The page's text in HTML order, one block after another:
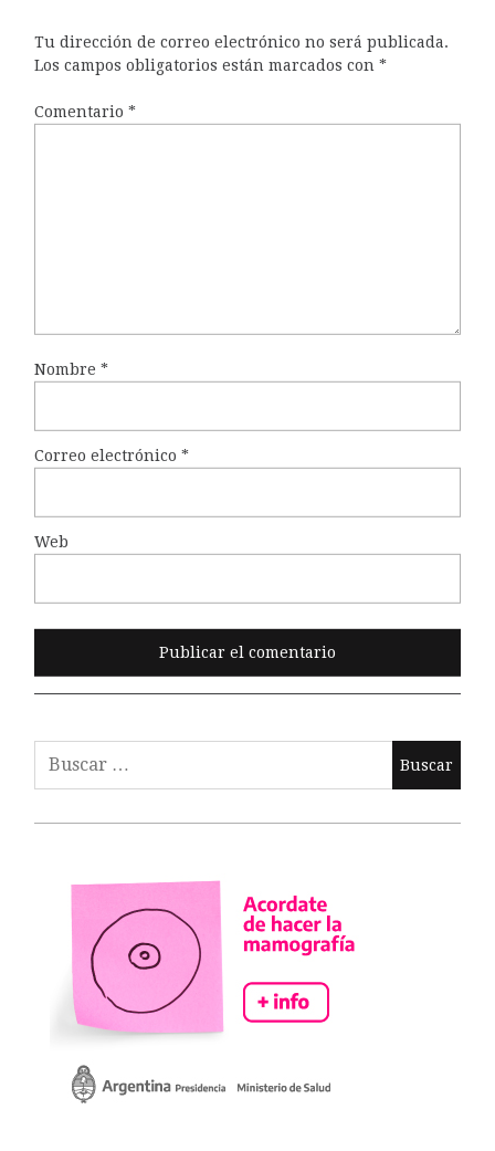
Tu dirección de correo electrónico no será publicada.
Los campos obligatorios están marcados con *
Comentario *
Nombre *
Correo electrónico *
Web